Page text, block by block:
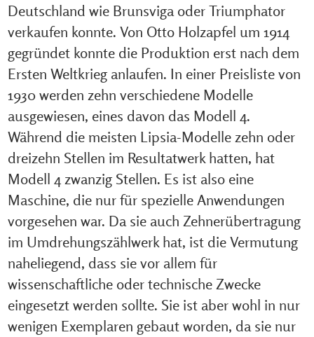
Deutschland wie Brunsviga oder Triumphator
verkaufen konnte. Von Otto Holzapfel um 1914
gegründet konnte die Produktion erst nach dem
Ersten Weltkrieg anlaufen. In einer Preisliste von
1930 werden zehn verschiedene Modelle
ausgewiesen, eines davon das Modell 4.
Während die meisten Lipsia-Modelle zehn oder
dreizehn Stellen im Resultatwerk hatten, hat
Modell 4 zwanzig Stellen. Es ist also eine
Maschine, die nur für spezielle Anwendungen
vorgesehen war. Da sie auch Zehnerübertragung
im Umdrehungszählwerk hat, ist die Vermutung
naheliegend, dass sie vor allem für
wissenschaftliche oder technische Zwecke
eingesetzt werden sollte. Sie ist aber wohl in nur
wenigen Exemplaren gebaut worden, da sie nur